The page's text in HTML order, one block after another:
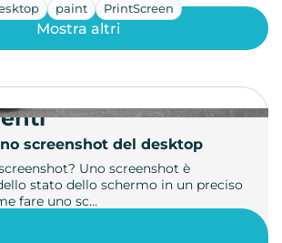
paint PrintScreen
screenshot del desktop
Uno screenshot è
stato dello schermo in un preciso
fare uno sc…
Mostra altri